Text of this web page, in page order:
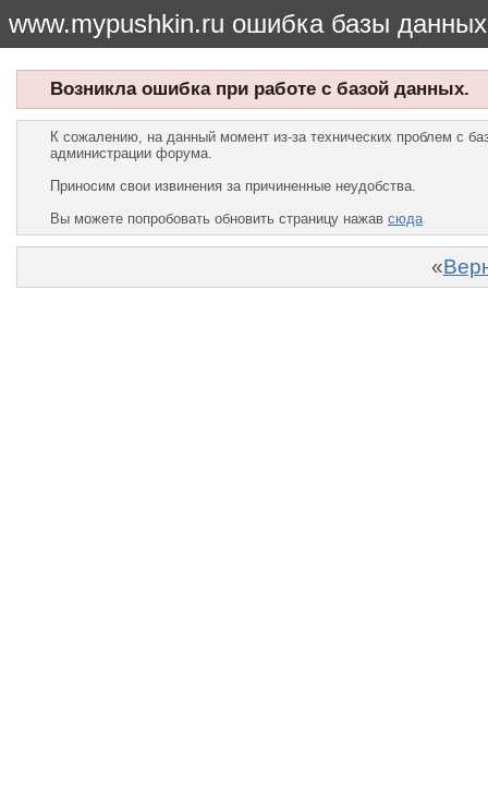
www.mypushkin.ru ошибка базы данных
Возникла ошибка при работе с базой данных.
К сожалению, на данный момент из-за технических проблем с
администрации форума.
Приносим свои извинения за причиненные неудобства.
Вы можете попробовать обновить страницу нажав сюда
«